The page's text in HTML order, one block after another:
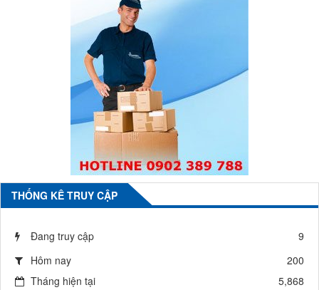
THỐNG KÊ TRUY CẬP
Đang truy cập
9
Hôm nay
200
Tháng hiện tại
5,868